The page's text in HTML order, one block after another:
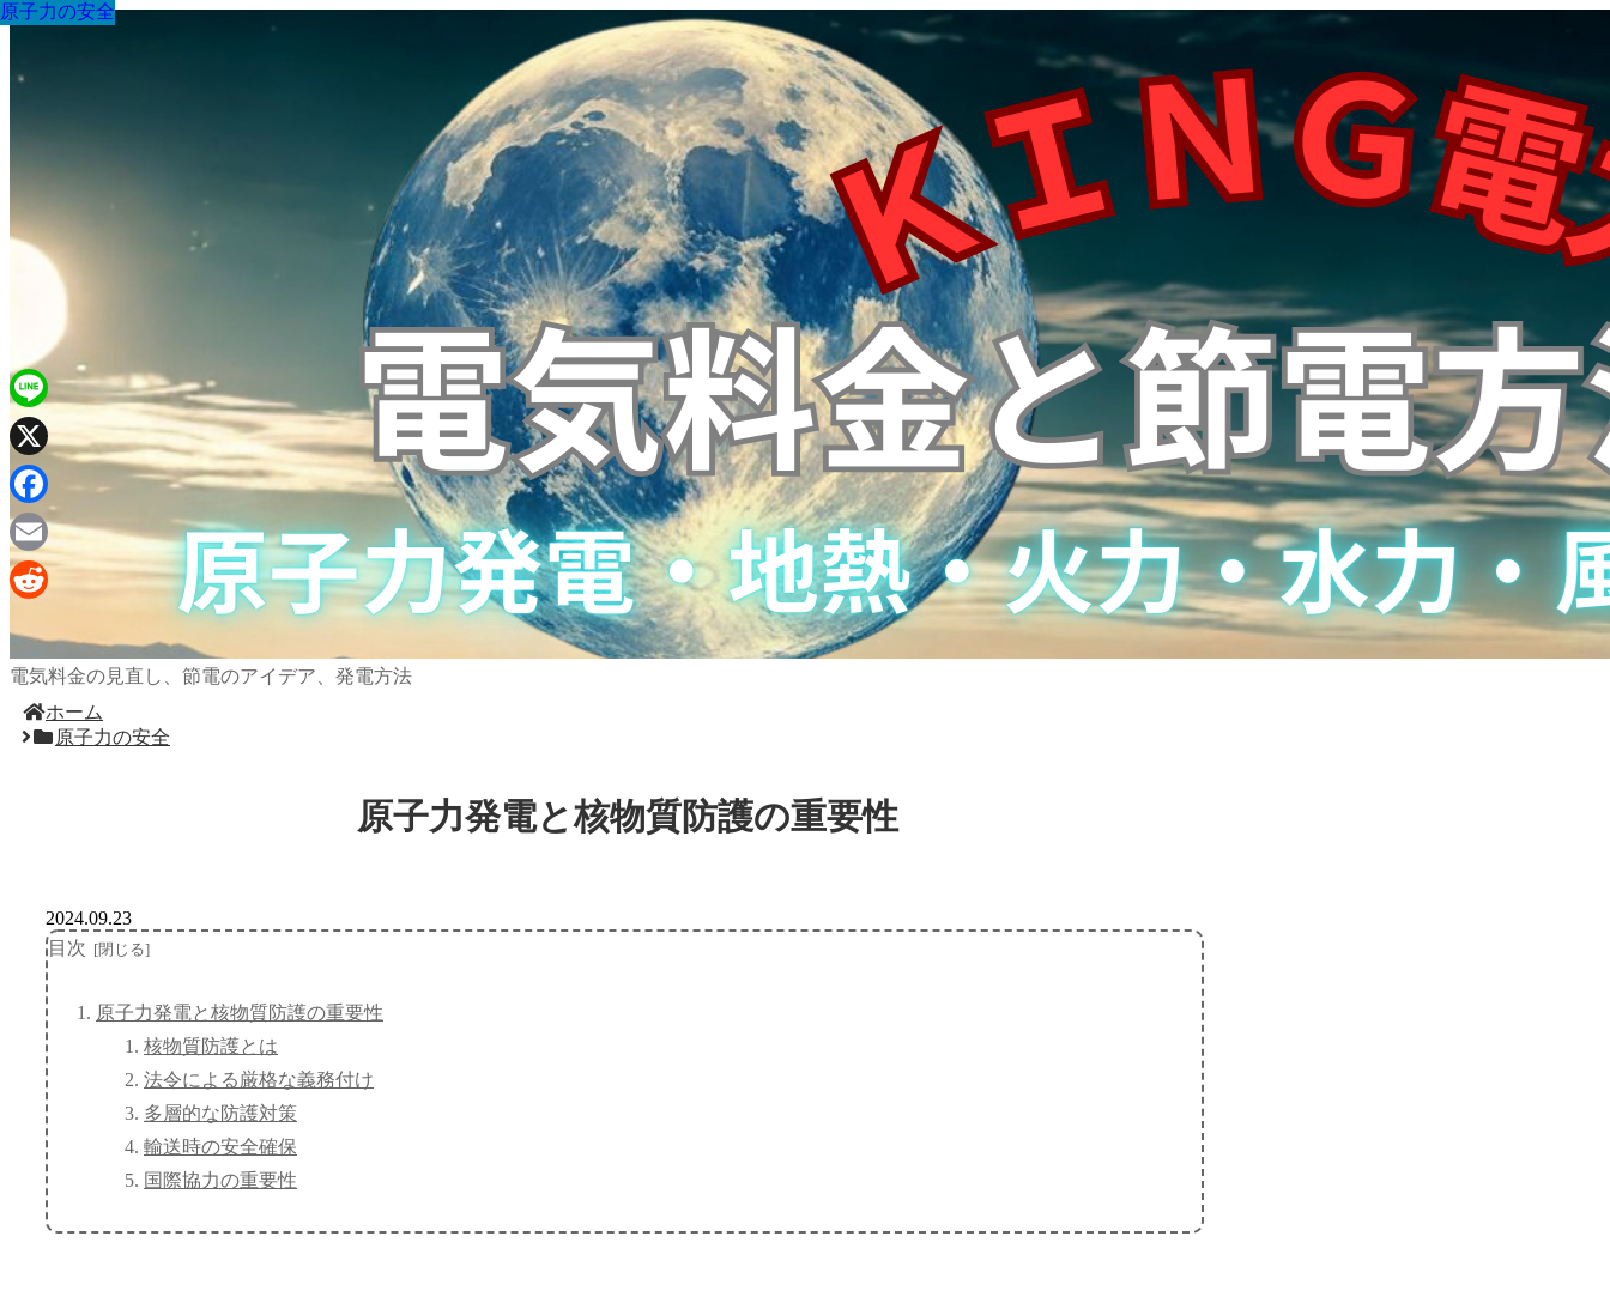
電気料金の見直し、節電のアイデア、発電方法
ホーム
原子力の安全
原子力発電と核物質防護の重要性
原子力の安全
2024.09.23
目次
原子力発電と核物質防護の重要性
核物質防護とは
法令による厳格な義務付け
多層的な防護対策
輸送時の安全確保
国際協力の重要性
原子力の安全
原子力の安全
原子力の安全
原子力の安全
原子力の安全
原子力の安全
原子力の安全
原子力の安全
Line
X
Facebook
Email